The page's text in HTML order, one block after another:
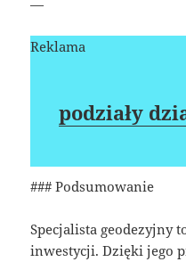
—
Reklama
podziały
### Podsumowanie
Specjalista geodezyjny
inwestycji. Dzięki jego